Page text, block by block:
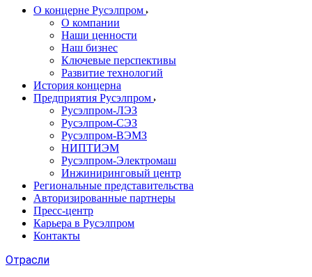
О концерне Русэлпром
О компании
Наши ценности
Наш бизнес
Ключевые перспективы
Развитие технологий
История концерна
Предприятия Русэлпром
Русэлпром-ЛЭЗ
Русэлпром-СЭЗ
Русэлпром-ВЭМЗ
НИПТИЭМ
Русэлпром-Электромаш
Инжиниринговый центр
Региональные представительства
Авторизированные партнеры
Пресс-центр
Карьера в Русэлпром
Контакты
Отрасли